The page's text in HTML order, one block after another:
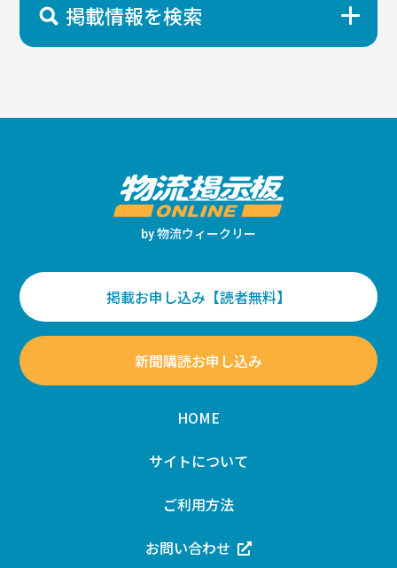
掲載情報を検索
by物流ウィークリー
掲載お申し込み【読者無料】
新聞購読お申し込み
HOME
サイトについて
ご利用方法
お問い合わせ